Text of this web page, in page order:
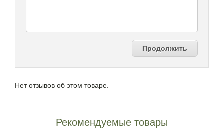
Продолжить
Нет отзывов об этом товаре.
Рекомендуемые товары